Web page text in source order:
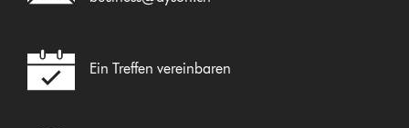
Ein Treffen vereinbaren